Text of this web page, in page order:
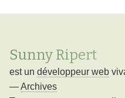
Sunny Ripert
est un développeur web
—Archives